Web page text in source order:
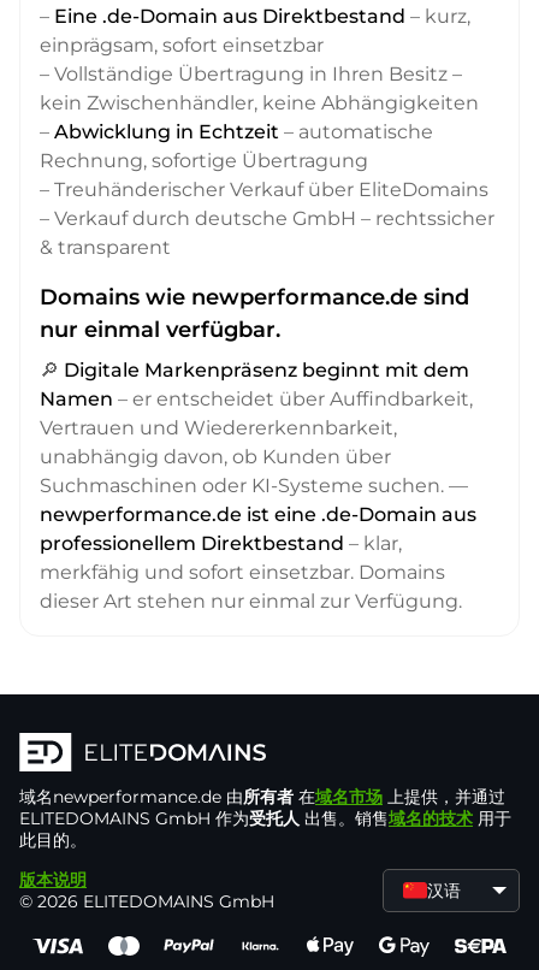
– Eine .de-Domain aus Direktbestand – kurz,
einprägsam, sofort einsetzbar
– Vollständige Übertragung in Ihren Besitz –
kein Zwischenhändler, keine Abhängigkeiten
– Abwicklung in Echtzeit – automatische
Rechnung, sofortige Übertragung
– Treuhänderischer Verkauf über EliteDomains
– Verkauf durch deutsche GmbH – rechtssicher
& transparent
Domains wie newperformance.de sind
nur einmal verfügbar.
🔎 Digitale Markenpräsenz beginnt mit dem
Namen – er entscheidet über Auffindbarkeit,
Vertrauen und Wiedererkennbarkeit,
unabhängig davon, ob Kunden über
Suchmaschinen oder KI-Systeme suchen. —
newperformance.de ist eine .de-Domain aus
professionellem Direktbestand – klar,
merkfähig und sofort einsetzbar. Domains
dieser Art stehen nur einmal zur Verfügung.
域名newperformance.de 由所有者 在域名市场 上提供，并通过
ELITEDOMAINS GmbH 作为受托人 出售。销售域名的技术 用于
此目的。
版本说明
© 2026 ELITEDOMAINS GmbH
汉语